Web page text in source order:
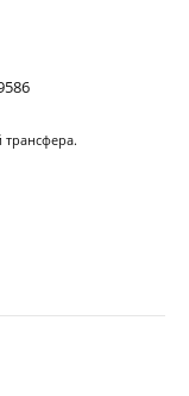
трансфера.